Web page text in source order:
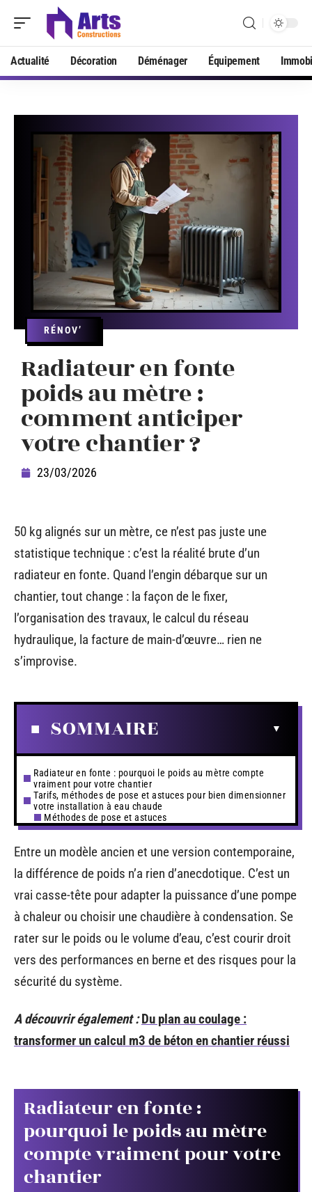
Actualité Décoration Déménager Équipement
RÉNOV’
Radiateur en fonte
poids au mètre :
comment anticiper
votre chantier ?
23/03/2026
50 kg alignés sur un mètre, ce n’est pas juste une
statistique technique : c’est la réalité brute d’un
radiateur en fonte. Quand l’engin débarque sur un
chantier, tout change : la façon de le fixer,
l’organisation des travaux, le calcul du réseau
hydraulique, la facture de main-d’œuvre… rien ne
s’improvise.
SOMMAIRE
Radiateur en fonte : pourquoi le poids au mètre compte
vraiment pour votre chantier
Tarifs, méthodes de pose et astuces pour bien dimensionner
votre installation à eau chaude
Méthodes de pose et astuces
Entre un modèle ancien et une version contemporaine,
la différence de poids n’a rien d’anecdotique. C’est un
vrai casse-tête pour adapter la puissance d’une pompe
à chaleur ou choisir une chaudière à condensation. Se
rater sur le poids ou le volume d’eau, c’est courir droit
vers des performances en berne et des risques pour la
sécurité du système.
A découvrir également : Du plan au coulage :
transformer un calcul m3 de béton en chantier réussi
Radiateur en fonte :
pourquoi le poids au mètre
compte vraiment pour votre
chantier